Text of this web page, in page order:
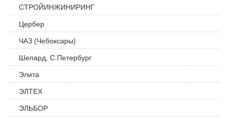
СТРОЙИНЖИНИРИНГ
Цербер
ЧАЗ (Чебоксары)
Шепард, С.Петербург
Элита
ЭЛТЕХ
ЭЛЬБОР